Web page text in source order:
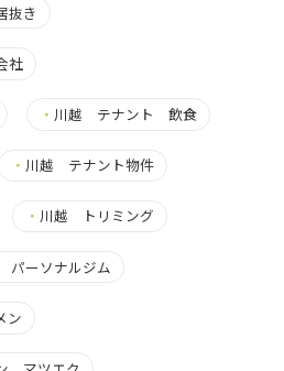
き
社
・ 川越 テナント 飲食
・ 川越 テナント物件
・ 川越 トリミング
ーソナルジム
ン